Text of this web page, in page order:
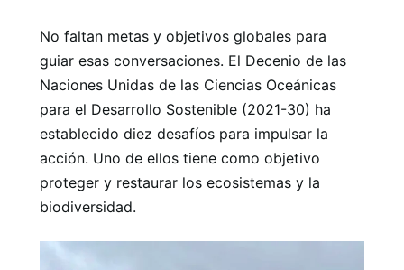
No faltan metas y objetivos globales para
guiar esas conversaciones. El Decenio de las
Naciones Unidas de las Ciencias Oceánicas
para el Desarrollo Sostenible (2021-30) ha
establecido diez desafíos para impulsar la
acción. Uno de ellos tiene como objetivo
proteger y restaurar los ecosistemas y la
biodiversidad.